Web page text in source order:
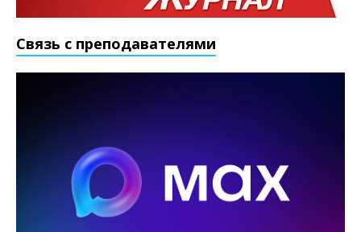
Связь с преподавателями